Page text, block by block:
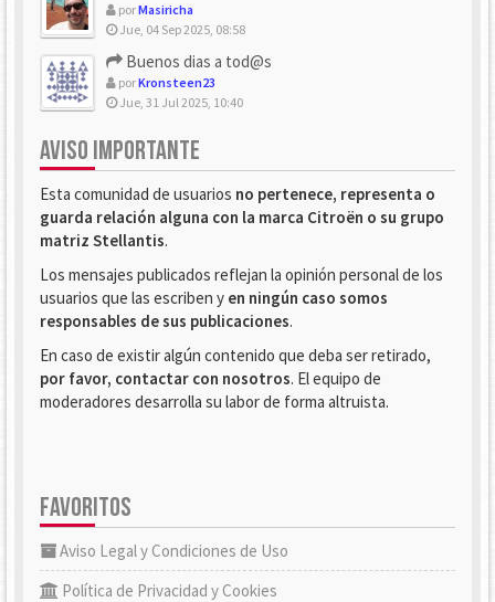
porMasiricha
Jue, 04 Sep 2025, 08:58
Buenos dias a tod@s
porKronsteen23
Jue, 31 Jul 2025, 10:40
AVISO IMPORTANTE
Esta comunidad de usuarios no pertenece, representa o
guarda relación alguna con la marca Citroën o su grupo
matriz Stellantis.
Los mensajes publicados reflejan la opinión personal de los
usuarios que las escriben y en ningún caso somos
responsables de sus publicaciones.
En caso de existir algún contenido que deba ser retirado,
por favor, contactar con nosotros. El equipo de
moderadores desarrolla su labor de forma altruista.
FAVORITOS
Aviso Legal y Condiciones de Uso
Política de Privacidad y Cookies